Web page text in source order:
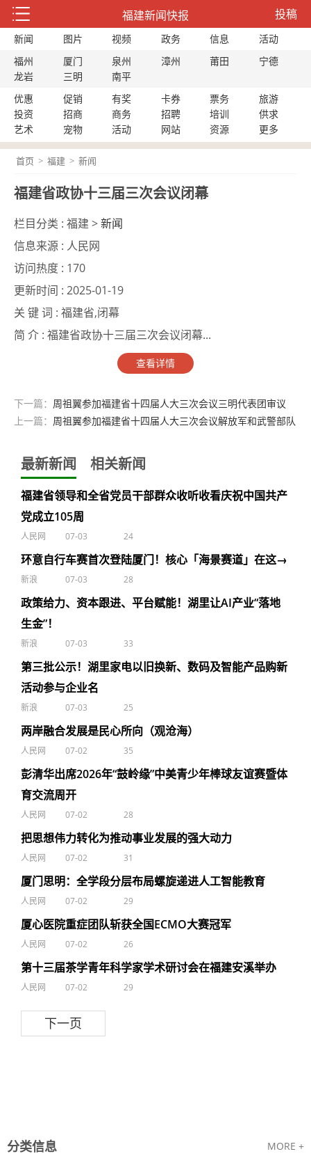
福建新闻快报 投稿
新闻 图片 视频 政务 信息
活动
福州
厦门 泉州 漳州 莆田
宁德
龙岩
三明
南平
优惠
促销 有奖 卡券 票务
旅游
投资
招商 商务 招聘 培训
供求
艺术
宠物 活动 网站 资源 更多
首页 > 福建 > 新闻
福建省政协十三届三次会议闭幕
栏目分类 : 福建 >新闻
信息来源 : 人民网
访问热度 : 170
更新时间 : 2025-01-19
关 键 词 : 福建省,闭幕
简 介 : 福建省政协十三届三次会议闭幕...
查看详情
下一篇： 周祖翼参加福建省十四届人大三次会议三明代表团审议
上一篇： 周祖翼参加福建省十四届人大三次会议解放军和武警部队
最新新闻 相关新闻
福建省领导和全省党员干部群众收听收看庆祝中国共产
党成立105周
人民网 07-03 24
环意自行车赛首次登陆厦门！核心「海景赛道」在这→
新浪 07-03 28
政策给力、资本跟进、平台赋能！湖里让AI产业“落地
生金”！
新浪 07-03 33
第三批公示！湖里家电以旧换新、数码及智能产品购新
活动参与企业名
新浪 07-03 25
两岸融合发展是民心所向（观沧海）
人民网 07-02 35
彭清华出席2026年“鼓岭缘”中美青少年棒球友谊赛暨体
育交流周开
人民网 07-02 28
把思想伟力转化为推动事业发展的强大动力
人民网 07-02 31
厦门思明：全学段分层布局螺旋递进人工智能教育
人民网 07-02 29
厦心医院重症团队斩获全国ECMO大赛冠军
人民网 07-02 26
第十三届茶学青年科学家学术研讨会在福建安溪举办
人民网 07-02 29
下一页
分类信息 MORE +